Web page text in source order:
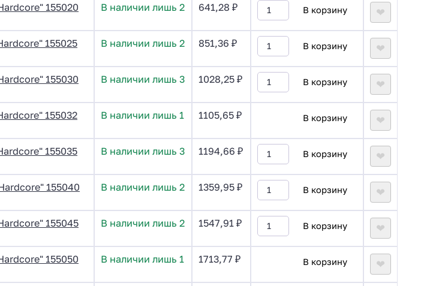
155020 В наличии лишь 2 641,28 ₽ В корзину ❤
155025 В наличии лишь 2 851,36 ₽ В корзину ❤
155030 В наличии лишь 3 1028,25 ₽ В корзину ❤
155032 В наличии лишь 1 1105,65 ₽ В корзину ❤
155035 В наличии лишь 3 1194,66 ₽ В корзину ❤
155040 В наличии лишь 2 1359,95 ₽ В корзину ❤
155045 В наличии лишь 2 1547,91 ₽ В корзину ❤
155050 В наличии лишь 1 1713,77 ₽ В корзину ❤